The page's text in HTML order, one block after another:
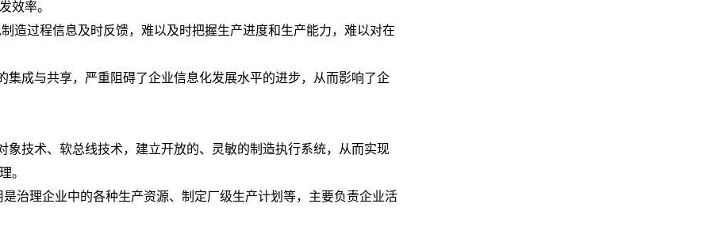
效率。
造过程信息及时反馈，难以及时把握生产进度和生产能力，难以对在
集成与共享，严重阻碍了企业信息化发展水平的进步，从而影响了企
象技术、软总线技术，建立开放的、灵敏的制造执行系统，从而实现
。
治理企业中的各种生产资源、制定厂级生产计划等，主要负责企业活